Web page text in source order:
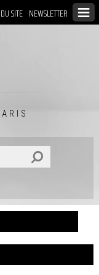
SITE NEWSLETTER